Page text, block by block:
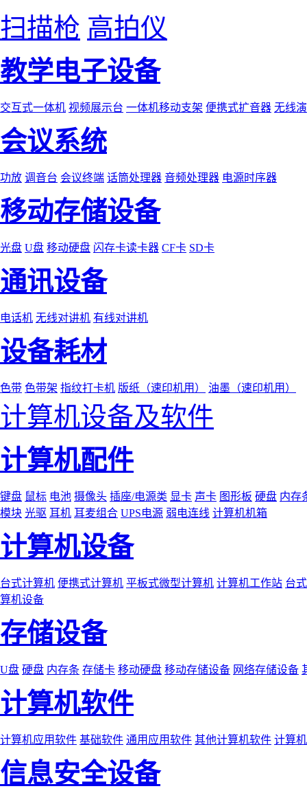
扫描枪 高拍仪
教学电子设备
交互式一体机 视频展示台 一体机移动支架 便携式扩音器 无线
会议系统
功放 调音台 会议终端 话筒处理器 音频处理器 电源时序器
移动存储设备
光盘 U盘 移动硬盘 闪存卡读卡器 CF卡 SD卡
通讯设备
电话机 无线对讲机 有线对讲机
设备耗材
色带 色带架 指纹打卡机 版纸（速印机用） 油墨（速印机用）
计算机设备及软件
计算机配件
键盘 鼠标 电池 摄像头 插座/电源类 显卡 声卡 图形板 硬盘 内存
模块 光驱 耳机 耳麦组合 UPS电源 弱电连线 计算机机箱
计算机设备
台式计算机 便携式计算机 平板式微型计算机 计算机工作站 台
算机设备
存储设备
U盘 硬盘 内存条 存储卡 移动硬盘 移动存储设备 网络存储设备
计算机软件
计算机应用软件 基础软件 通用应用软件 其他计算机软件 计算
信息安全设备